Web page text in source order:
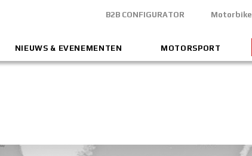
B2B CONFIGURATOR Motorbike
NIEUWS & EVENEMENTEN MOTORSPORT